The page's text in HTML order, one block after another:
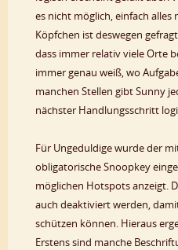
es nicht möglich, einfach
Köpfchen ist deswegen
dass immer relativ viele Orte
immer genau weiß, wo
manchen Stellen gibt Sunny
nächster Handlungsschritt
Für Ungeduldige wurde der
obligatorische Snoopkey
möglichen Hotspots anzeigt.
auch deaktiviert werden,
schützen können. Hieraus
Erstens sind manche